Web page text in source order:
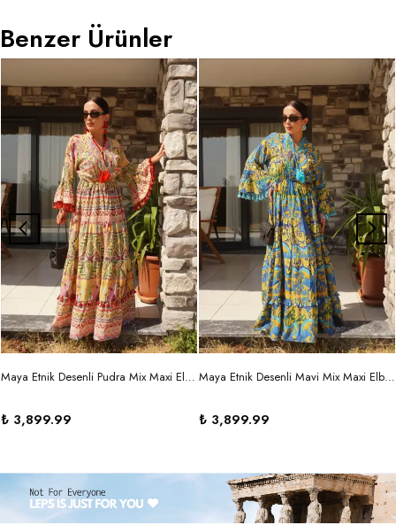
Benzer Ürünler
Maya Etnik Desenli Pudra Mix Maxi Elbise
₺ 3,899.99
Maya Etnik Desenli Mavi Mix Maxi Elbise
₺ 3,899.99